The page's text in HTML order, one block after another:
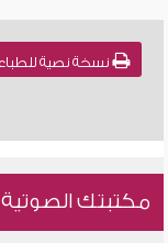
مكتبتك الصوتية